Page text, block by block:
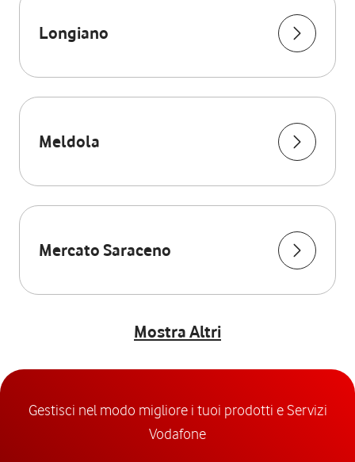
Longiano
Meldola
Mercato Saraceno
Mostra Altri
Gestisci nel modo migliore i tuoi prodotti e Servizi
Vodafone